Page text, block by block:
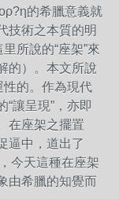
的希臘意義就
技術之本質的明
所說的“座架”來
的）。本文所說
性的。作為現代
讓呈現”，亦即
在座架之擺置
逼中，道出了
今天這種在座架
由希臘的知覺而